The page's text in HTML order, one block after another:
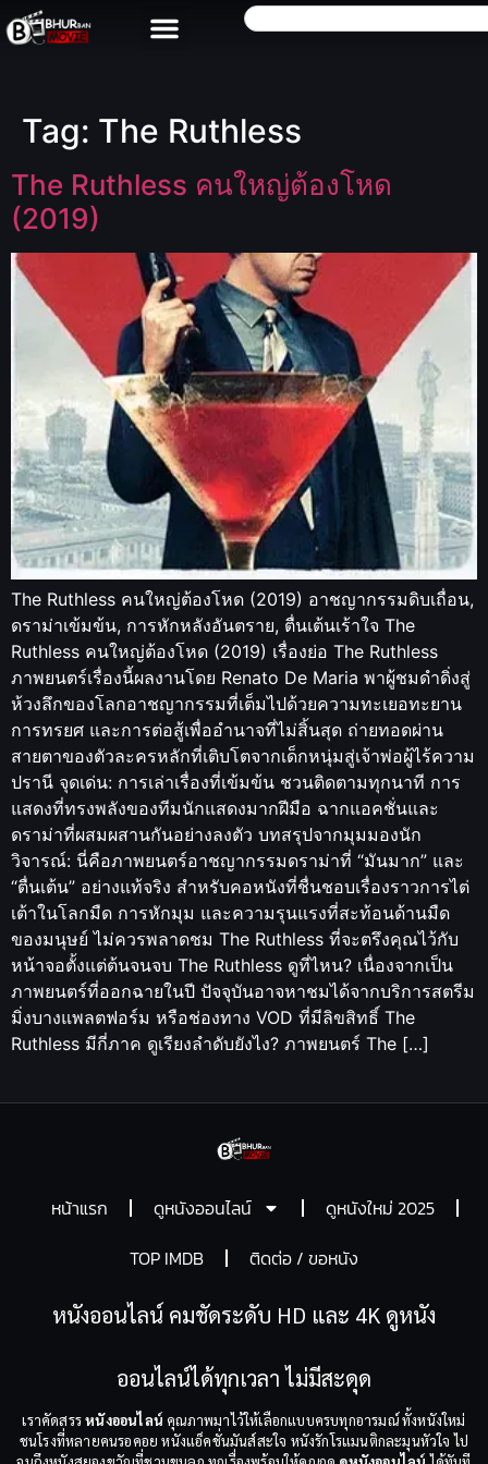
Tag: The Ruthless
The Ruthless คนใหญ่ต้องโหด
(2019)
The Ruthless คนใหญ่ต้องโหด (2019) อาชญากรรมดิบเถื่อน,
ดราม่าเข้มข้น, การหักหลังอันตราย, ตื่นเต้นเร้าใจ The
Ruthless คนใหญ่ต้องโหด (2019) เรื่องย่อ The Ruthless
ภาพยนตร์เรื่องนี้ผลงานโดย Renato De Maria พาผู้ชมดำดิ่งสู่
ห้วงลึกของโลกอาชญากรรมที่เต็มไปด้วยความทะเยอทะยาน
การทรยศ และการต่อสู้เพื่ออำนาจที่ไม่สิ้นสุด ถ่ายทอดผ่าน
สายตาของตัวละครหลักที่เติบโตจากเด็กหนุ่มสู่เจ้าพ่อผู้ไร้ความ
ปรานี จุดเด่น: การเล่าเรื่องที่เข้มข้น ชวนติดตามทุกนาที การ
แสดงที่ทรงพลังของทีมนักแสดงมากฝีมือ ฉากแอคชั่นและ
ดราม่าที่ผสมผสานกันอย่างลงตัว บทสรุปจากมุมมองนัก
วิจารณ์: นี่คือภาพยนตร์อาชญากรรมดราม่าที่ “มันมาก” และ
“ตื่นเต้น” อย่างแท้จริง สำหรับคอหนังที่ชื่นชอบเรื่องราวการไต่
เต้าในโลกมืด การหักมุม และความรุนแรงที่สะท้อนด้านมืด
ของมนุษย์ ไม่ควรพลาดชม The Ruthless ที่จะตรึงคุณไว้กับ
หน้าจอตั้งแต่ต้นจนจบ The Ruthless ดูที่ไหน? เนื่องจากเป็น
ภาพยนตร์ที่ออกฉายในปี ปัจจุบันอาจหาชมได้จากบริการสตรีม
มิ่งบางแพลตฟอร์ม หรือช่องทาง VOD ที่มีลิขสิทธิ์ The
Ruthless มีกี่ภาค ดูเรียงลำดับยังไง? ภาพยนตร์ The […]
หน้าแรก ดูหนังออนไลน์
ดูหนังใหม่ 2025
TOP IMDB
ติดต่อ / ขอหนัง
หนังออนไลน์ คมชัดระดับ HD และ 4K ดูหนัง
ออนไลน์ได้ทุกเวลา ไม่มีสะดุด
เราคัดสรรหนังออนไลน์ คุณภาพมาไว้ให้เลือกแบบครบทุกอารมณ์ ทั้งหนังใหม่
ชนโรงที่หลายคนรอคอย หนังแอ็คชั่นมันส์สะใจ หนังรักโรแมนติกละมุนหัวใจ ไป